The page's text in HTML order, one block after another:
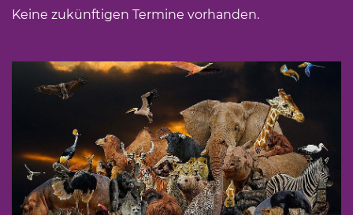
Keine zukünftigen Termine vorhanden.